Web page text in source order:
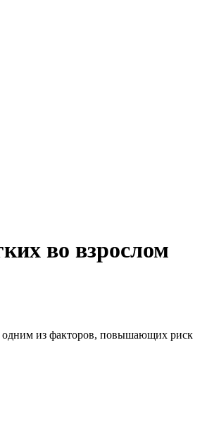
во взрослом
одним из факторов, повышающих риск